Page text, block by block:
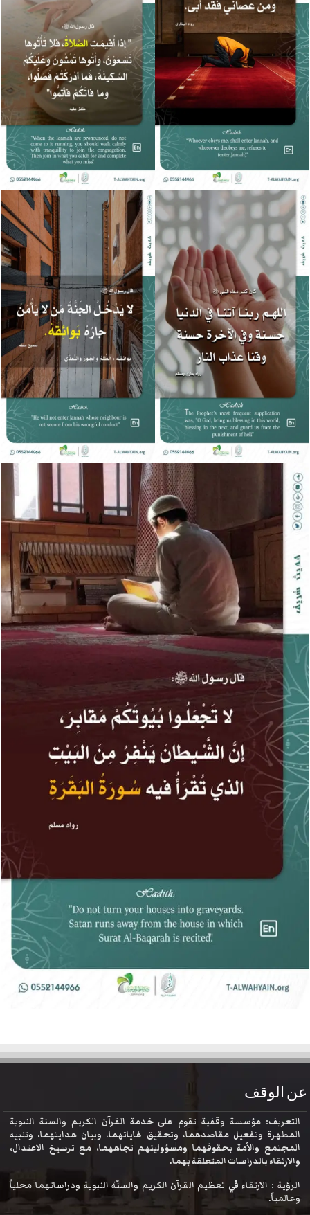
عن الوقف
التعريف: مؤسسة وقفية تقوم على خدمة القرآن الكريم والسنة النبوية
المطهرة وتفعيل مقاصدهما، وتحقيق غاياتهما، وبيان هدايتهما، وتنبيه
المجتمع والأمة بحقوقهما ومسؤوليتهم تجاههما، مع ترسيخ الاعتدال،
والارتقاء بالدراسات المتعلقة بهما.
الرؤية : الارتقاء في تعظيم القرآن الكريم والسنّة النبوية ودراساتهما محلياً
وعالمياً.